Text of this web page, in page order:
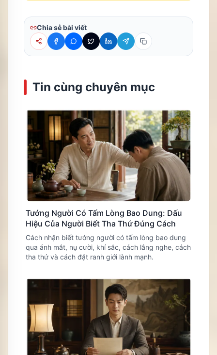
Chia sẻ bài viết
Tin cùng chuyên mục
Tướng Người Có Tấm Lòng Bao Dung: Dấu
Hiệu Của Người Biết Tha Thứ Đúng Cách
Cách nhận biết tướng người có tấm lòng bao dung
qua ánh mắt, nụ cười, khí sắc, cách lắng nghe, cách
tha thứ và cách đặt ranh giới lành mạnh.